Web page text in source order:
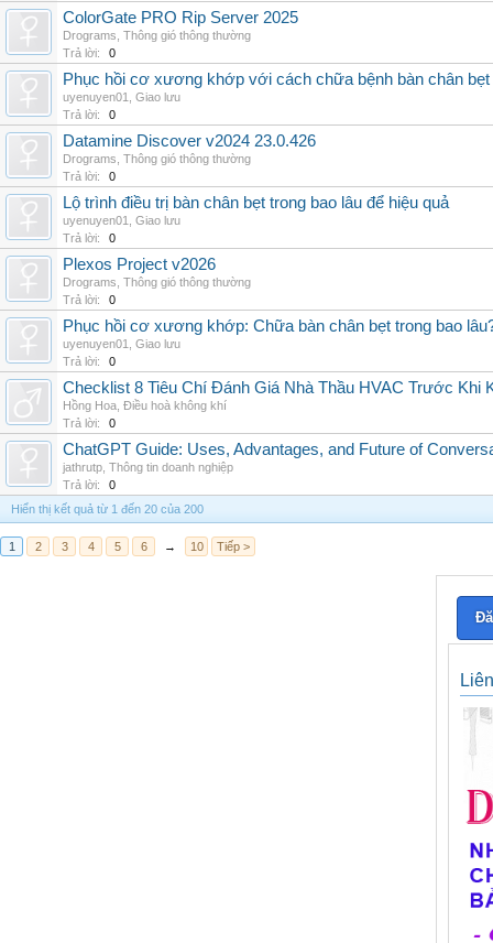
ColorGate PRO Rip Server 2025
Drograms Thông gió thông thường
Trả lời:
0
Phục hồi cơ xương khớp với cách chữa bệnh bàn chân bẹt
uyenuyen01
Giao lưu
Trả lời:
0
Datamine Discover v2024 23.0.426
Drograms Thông gió thông thường
Trả lời:
0
Lộ trình điều trị bàn chân bẹt trong bao lâu để hiệu quả
uyenuyen01
Giao lưu
Trả lời:
0
Plexos Project v2026
Drograms Thông gió thông thường
Trả lời:
0
Phục hồi cơ xương khớp: Chữa bàn chân bẹt trong bao
uyenuyen01
Giao lưu
Trả lời:
0
Checklist 8 Tiêu Chí Đánh Giá Nhà Thầu HVAC Trước Khi
Hồng Hoa Điều hoà không khí
Trả lời:
0
ChatGPT Guide: Uses, Advantages, and Future of
jathrutp Thông tin doanh nghiệp
Trả lời:
0
Hiển thị kết quả từ 1 đến 20 của 200
1 2 3 4 5 6 → 10 Tiếp >